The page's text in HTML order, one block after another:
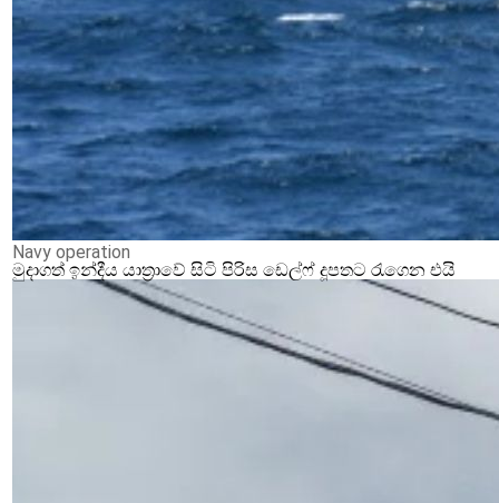
Navy operation
මුදාගත් ඉන්දීය යාත්‍රාවේ සිටි පිරිස ඩෙල්ෆ් දූපතට රැගෙන එයි